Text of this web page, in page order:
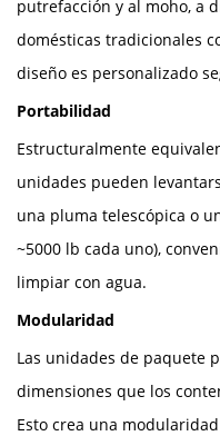
putrefacción y al moho, a
domésticas tradicionales
diseño es personalizado
Portabilidad
Estructuralmente
unidades pueden
una pluma telescópica o
~5000 lb cada uno),
limpiar con agua.
Modularidad
Las unidades de paquete
dimensiones que los
Esto crea una